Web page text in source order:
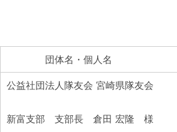
団体名・個人名
公益社団法人隊友会 宮崎県隊友会
新富支部 支部長 倉田 宏隆 様